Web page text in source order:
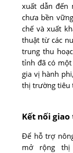
xuất dẫn đến
chưa bền
chế và xuất
thuật từ các
trung thu
tỉnh đã có một
gia vị hành
thị trường tiêu
Kết nối
Ðể hỗ trợ
mở rộng